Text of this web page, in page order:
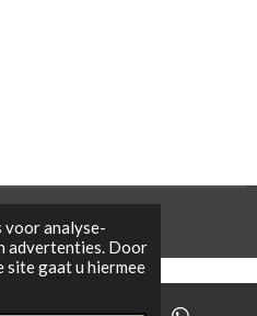
voor analyse-
advertenties. Door
site gaat u hiermee